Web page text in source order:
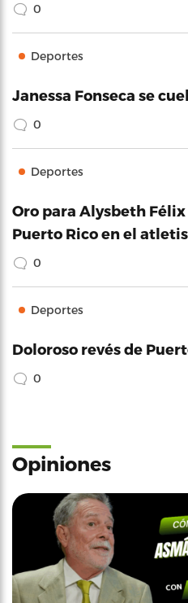
0
Deportes
Janessa Fonseca se
0
Deportes
Oro para Alysbeth
Puerto Rico en el
0
Deportes
Doloroso revés de
0
Opiniones